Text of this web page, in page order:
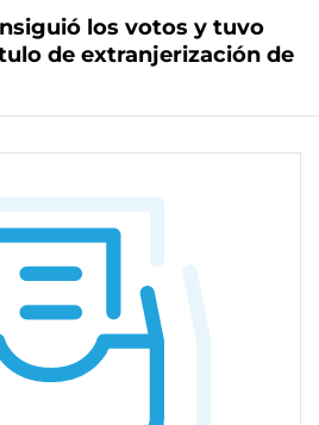
los votos y tuvo
de extranjerización de